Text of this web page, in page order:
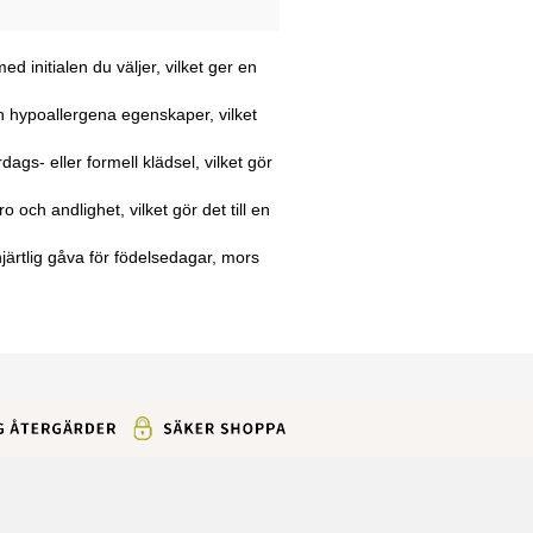
initialen du väljer, vilket ger en
hypoallergena egenskaper, vilket
eller formell klädsel, vilket gör
och andlighet, vilket gör det till en
gåva för födelsedagar, mors